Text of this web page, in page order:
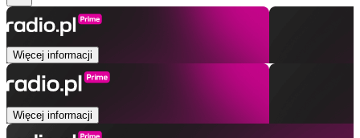
Więcej informacji
Więcej informacji